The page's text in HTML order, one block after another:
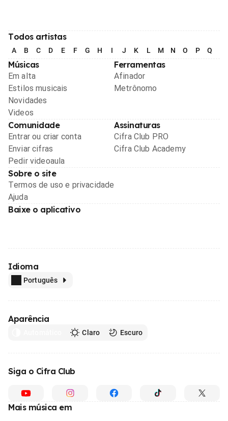
Todos artistas
A B C D E F G H I J K L M N O P Q
Músicas
Em alta
Estilos musicais
Novidades
Videos
Ferramentas
Afinador
Metrônomo
Comunidade
Entrar ou criar conta
Enviar cifras
Pedir videoaula
Assinaturas
Cifra Club PRO
Cifra Club Academy
Sobre o site
Termos de uso e privacidade
Ajuda
Baixe o aplicativo
Idioma
Português
Aparência
Claro Escuro
Siga o Cifra Club
Mais música em